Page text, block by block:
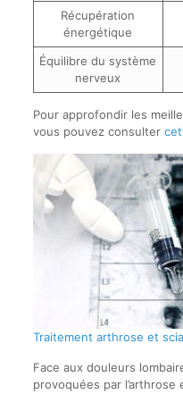
Récupération
énergétique
Équilibre du système
nerveux
Pour approfondir les
vous pouvez consulter
Traitement arthrose et
Face aux douleurs
provoquées par